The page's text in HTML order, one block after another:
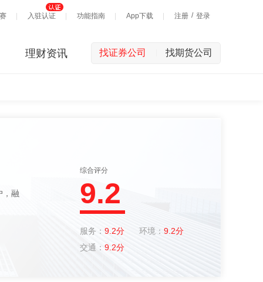
入驻认证 功能指南 App下载 注册 / 登录
理财资讯 找证券公司 找期货公司
综合评分
9.2
服务： 9.2分 环境： 9.2分
交通： 9.2分